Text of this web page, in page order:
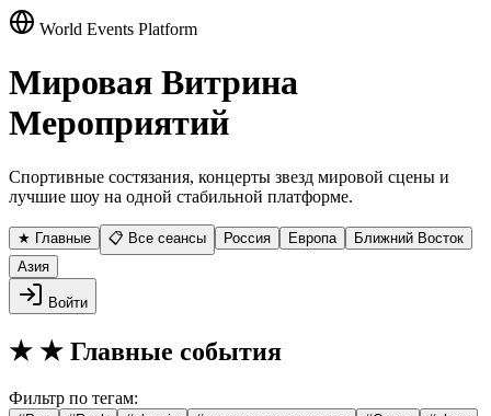
World Events Platform
Мировая Витрина
Мероприятий
Спортивные состязания, концерты звезд мировой сцены и
лучшие шоу на одной стабильной платформе.
★ Главные 📋 Все сеансы Россия Европа
Ближний Восток
Азия
Войти
★ ★ Главные события
Фильтр по тегам: